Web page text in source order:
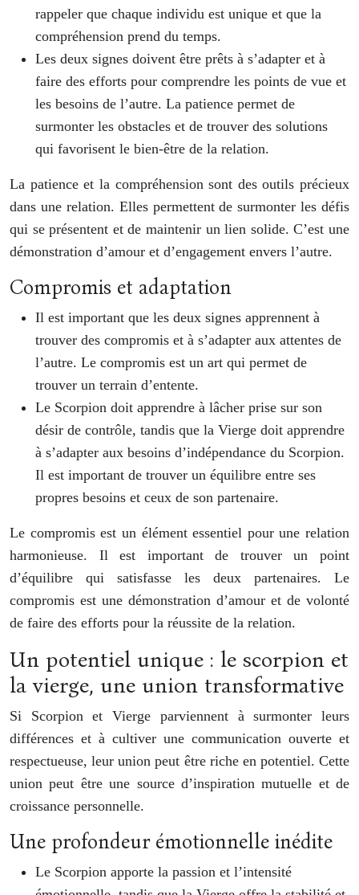
rappeler que chaque individu est unique et que la
compréhension prend du temps.
Les deux signes doivent être prêts à s’adapter et à
faire des efforts pour comprendre les points de vue et
les besoins de l’autre. La patience permet de
surmonter les obstacles et de trouver des solutions
qui favorisent le bien-être de la relation.
La patience et la compréhension sont des outils précieux
dans une relation. Elles permettent de surmonter les défis
qui se présentent et de maintenir un lien solide. C’est une
démonstration d’amour et d’engagement envers l’autre.
Compromis et adaptation
Il est important que les deux signes apprennent à
trouver des compromis et à s’adapter aux attentes de
l’autre. Le compromis est un art qui permet de
trouver un terrain d’entente.
Le Scorpion doit apprendre à lâcher prise sur son
désir de contrôle, tandis que la Vierge doit apprendre
à s’adapter aux besoins d’indépendance du Scorpion.
Il est important de trouver un équilibre entre ses
propres besoins et ceux de son partenaire.
Le compromis est un élément essentiel pour une relation
harmonieuse. Il est important de trouver un point
d’équilibre qui satisfasse les deux partenaires. Le
compromis est une démonstration d’amour et de volonté
de faire des efforts pour la réussite de la relation.
Un potentiel unique : le scorpion et
la vierge, une union transformative
Si Scorpion et Vierge parviennent à surmonter leurs
différences et à cultiver une communication ouverte et
respectueuse, leur union peut être riche en potentiel. Cette
union peut être une source d’inspiration mutuelle et de
croissance personnelle.
Une profondeur émotionnelle inédite
Le Scorpion apporte la passion et l’intensité